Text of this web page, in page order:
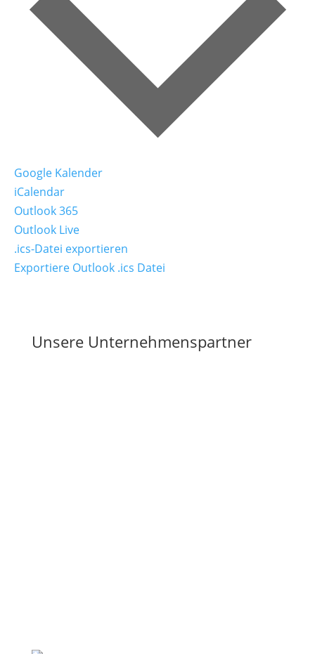
Google Kalender
iCalendar
Outlook 365
Outlook Live
.ics-Datei exportieren
Exportiere Outlook .ics Datei
Unsere Unternehmenspartner